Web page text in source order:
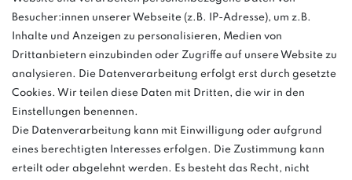
03763 4048350
Montag - Freitag, 08:00 - 16:00
Anrufe aus dem dt. Festnetz zum Ortstarif, Preise aus dem Mobilfunknetz
ggf. abweichend (abhängig vom Provider).
und
weitere.
Besucher:innen unserer Webseite (z.B. IP-Adresse), um z.B.
Inhalte und Anzeigen zu personalisieren, Medien von
Drittanbietern einzubinden oder Zugriffe auf unsere Website zu
analysieren. Die Datenverarbeitung erfolgt erst durch gesetzte
Cookies. Wir teilen diese Daten mit Dritten, die wir in den
Einstellungen benennen.
Die Datenverarbeitung kann mit Einwilligung oder aufgrund
eines berechtigten Interesses erfolgen. Die Zustimmung kann
erteilt oder abgelehnt werden. Es besteht das Recht, nicht